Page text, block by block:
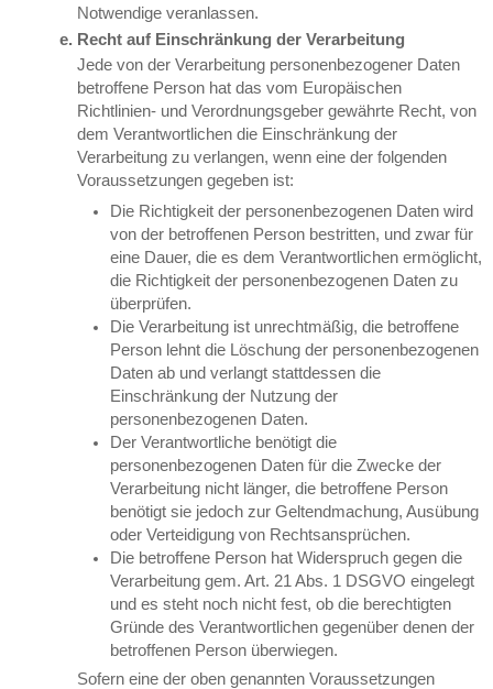
Notwendige veranlassen.
Recht auf Einschränkung der Verarbeitung
Jede von der Verarbeitung personenbezogener Daten
betroffene Person hat das vom Europäischen
Richtlinien- und Verordnungsgeber gewährte Recht, von
dem Verantwortlichen die Einschränkung der
Verarbeitung zu verlangen, wenn eine der folgenden
Voraussetzungen gegeben ist:
Die Richtigkeit der personenbezogenen Daten wird
von der betroffenen Person bestritten, und zwar für
eine Dauer, die es dem Verantwortlichen ermöglicht,
die Richtigkeit der personenbezogenen Daten zu
überprüfen.
Die Verarbeitung ist unrechtmäßig, die betroffene
Person lehnt die Löschung der personenbezogenen
Daten ab und verlangt stattdessen die
Einschränkung der Nutzung der
personenbezogenen Daten.
Der Verantwortliche benötigt die
personenbezogenen Daten für die Zwecke der
Verarbeitung nicht länger, die betroffene Person
benötigt sie jedoch zur Geltendmachung, Ausübung
oder Verteidigung von Rechtsansprüchen.
Die betroffene Person hat Widerspruch gegen die
Verarbeitung gem. Art. 21 Abs. 1 DSGVO eingelegt
und es steht noch nicht fest, ob die berechtigten
Gründe des Verantwortlichen gegenüber denen der
betroffenen Person überwiegen.
Sofern eine der oben genannten Voraussetzungen